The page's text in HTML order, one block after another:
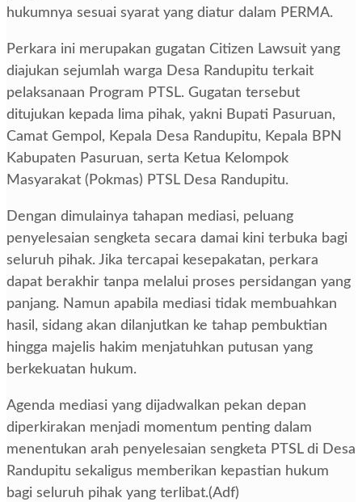
hukumnya sesuai syarat yang diatur dalam PERMA.
Perkara ini merupakan gugatan Citizen Lawsuit yang
diajukan sejumlah warga Desa Randupitu terkait
pelaksanaan Program PTSL. Gugatan tersebut
ditujukan kepada lima pihak, yakni Bupati Pasuruan,
Camat Gempol, Kepala Desa Randupitu, Kepala BPN
Kabupaten Pasuruan, serta Ketua Kelompok
Masyarakat (Pokmas) PTSL Desa Randupitu.
Dengan dimulainya tahapan mediasi, peluang
penyelesaian sengketa secara damai kini terbuka bagi
seluruh pihak. Jika tercapai kesepakatan, perkara
dapat berakhir tanpa melalui proses persidangan yang
panjang. Namun apabila mediasi tidak membuahkan
hasil, sidang akan dilanjutkan ke tahap pembuktian
hingga majelis hakim menjatuhkan putusan yang
berkekuatan hukum.
Agenda mediasi yang dijadwalkan pekan depan
diperkirakan menjadi momentum penting dalam
menentukan arah penyelesaian sengketa PTSL di Desa
Randupitu sekaligus memberikan kepastian hukum
bagi seluruh pihak yang terlibat.(Adf)